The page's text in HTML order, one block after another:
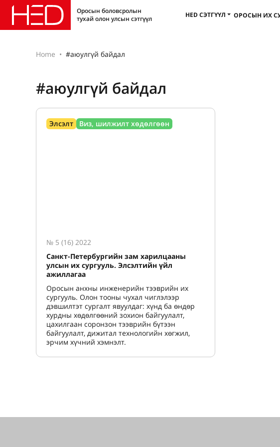
Оросын боловсролын
тухай олон улсын сэтгүүл
HED СЭТГҮҮЛ ОРОСЫН ИХ
Home #аюулгүй байдал
#аюулгүй байдал
Элсэлт Виз, шилжилт хөдөлгөөн
№ 5 (16) 2022
Санкт-Петербургийн зам харилцааны
улсын их сургууль. Элсэлтийн үйл
ажиллагаа
Оросын анхны инженерийн тээврийн их
сургууль. Олон тооны чухал чиглэлээр
дэвшилтэт сургалт явуулдаг: хүнд ба өндөр
хурдны хөдөлгөөний зохион байгуулалт,
цахилгаан соронзон тээврийн бүтээн
байгуулалт, дижитал технологийн хөгжил,
эрчим хүчний хэмнэлт.